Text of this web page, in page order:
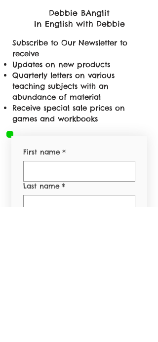
מניחים את הקלפים ומי שיש לו את המספר
הגבוה יותר מקבל את הקלפים וגם אומר
משפט באנגלית בעבר. עם יוצאים שני
קלפים באותו מספר מכריזים מלחמה!
הילדים מתרגלים המון פעלים בזמן עבר
בצורה תחרותית ומהנה.
המשחק מהיר ודינמי, מה שמושך ילדים
בגילאים האלה.
דרך התחרות, הם לומדים וזוכרים את צורת
העבר של פעלים בצורה טובה יותר.
Debbie BAnglit
In English with Debbie
Subscribe to Our Newsletter to
receive
Updates on new products
Quarterly letters on various
teaching subjects with an
abundance of material
Receive special sale prices on
games and workbooks
First name *
Last name *